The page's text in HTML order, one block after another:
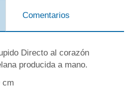
Comentarios
Directo al corazón
producida a mano.
cm